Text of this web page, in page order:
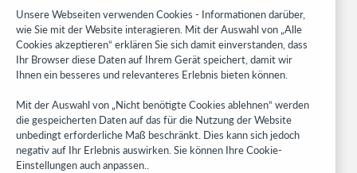
Research
WebJunction
Developer Network
Stay in the know.
Get the latest product updates, research, events, and much more—
right to your inbox.
Subscribe now
Unsere Webseiten verwenden Cookies - Informationen darüber,
wie Sie mit der Website interagieren. Mit der Auswahl von „Alle
Cookies akzeptieren“ erklären Sie sich damit einverstanden, dass
Ihr Browser diese Daten auf Ihrem Gerät speichert, damit wir
Ihnen ein besseres und relevanteres Erlebnis bieten können.
Mit der Auswahl von „Nicht benötigte Cookies ablehnen“ werden
die gespeicherten Daten auf das für die Nutzung der Website
unbedingt erforderliche Maß beschränkt. Dies kann sich jedoch
negativ auf Ihr Erlebnis auswirken. Sie können Ihre Cookie-
Einstellungen auch anpassen..